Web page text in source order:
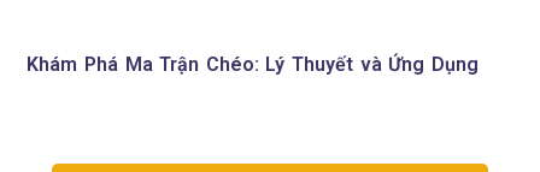
Khám Phá Ma Trận Chéo: Lý Thuyết và Ứng Dụng